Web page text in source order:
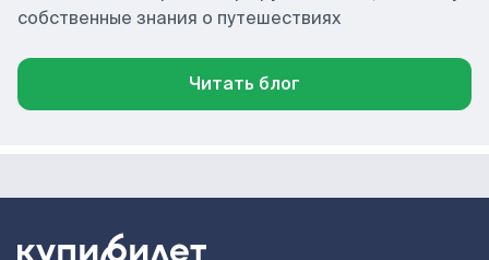
собственные знания о путешествиях
Читать блог